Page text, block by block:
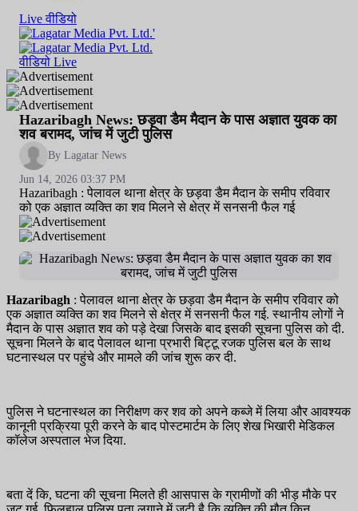
Live वीडियो
वीडियो Live
Hazaribagh News: छड़वा डैम मैदान के पास अज्ञात युवक का
शव बरामद, जांच में जुटी पुलिस
By Lagatar News
Jun 14, 2026 03:37 PM
Hazaribagh : पेलावल थाना क्षेत्र के छड़वा डैम मैदान के समीप रविवार
को एक अज्ञात व्यक्ति का शव मिलने से क्षेत्र में सनसनी फैल गई
Hazaribagh : पेलावल थाना क्षेत्र के छड़वा डैम मैदान के समीप रविवार को
एक अज्ञात व्यक्ति का शव मिलने से क्षेत्र में सनसनी फैल गई. स्थानीय लोगों ने
मैदान के पास अज्ञात शव को पड़े देखा जिसके बाद इसकी सूचना पुलिस को दी.
सूचना मिलने के बाद पेलावल थाना प्रभारी बिट्टू रजक पुलिस बल के साथ
घटनास्थल पर पहुंचे और मामले की जांच शुरू कर दी.
पुलिस ने घटनास्थल का निरीक्षण कर शव को अपने कब्जे में लिया और आवश्यक
कानूनी प्रक्रिया पूरी करने के बाद पोस्टमार्टम के लिए शेख भिखारी मेडिकल
कॉलेज अस्पताल भेज दिया.
बता दें कि, घटना की सूचना मिलते ही आसपास के ग्रामीणों की भीड़ मौके पर